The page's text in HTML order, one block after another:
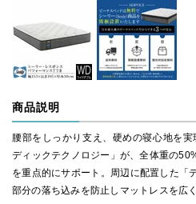
商品説明
腰部をしっかり支え、硬めの寝心地を
ディックテクノロジー」が、全体重の
を重点的にサポート。周辺に配置した「
部分の落ち込みを防止しマットレスを広